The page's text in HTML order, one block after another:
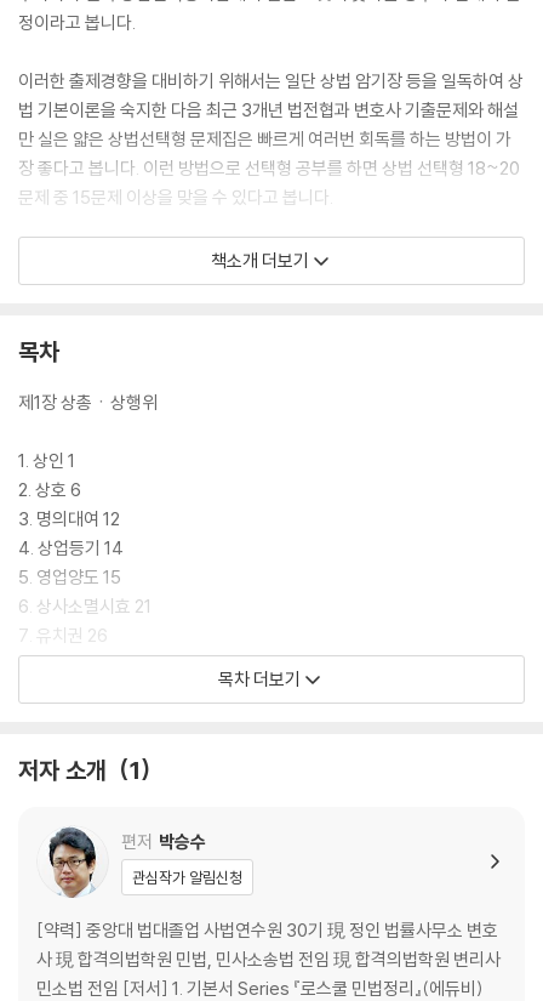
정이라고 봅니다.
이러한 출제경향을 대비하기 위해서는 일단 상법 암기장 등을 일독하여 상
법 기본이론을 숙지한 다음 최근 3개년 법전협과 변호사 기출문제와 해설
만 실은 얇은 상법선택형 문제집은 빠르게 여러번 회독를 하는 방법이 가
장 좋다고 봅니다. 이런 방법으로 선택형 공부를 하면 상법 선택형 18~20
문제 중 15문제 이상을 맞을 수 있다고 봅니다.
본서는 이러한 공부방법에 가장 적합한 교재로 일단 최근 3개년 법전협과
변호사 기출문제와 해설만 실었고, 해설도 최대한 간략하게 실으려고 노력
하는데도 시간이 너무 많이 걸리는 문제점을 있기에 해설을 판례와 지문의
및 26년 최근 판례만 보충하면 최근 상법 출제문제와 최근 판례 문제까지
으로 본시험까지 여러번 회독하고 중요 논점들을 정리하는 것이 상법선택
형 시험을 대비하는 가장 좋은 방법이라고 봅니다.
최근 판례는 2026. 1. 30.자 판례공보에 실린 판례들을 모두 본서의 해당
부분에 반영하였습니다. 따라서 본서만 보면 모든 선택형 시험에 대해서
합격점수를 무난히 획득할 수 있다고 봅니다.
그리고 독자분들과의 소통은 저자의 메일인 pss1359@empas.com으
로 직접 질문을 보내 주시면 성실히 답변해드리겠습니다. 본서의 교정과
점하시어 반드시 변호사시험에 합격하시기를 기원하겠습니다.
2026년 4월
박승수 변호사
책소개 더보기
목차
제1장 상총ㆍ상행위
1. 상인 1
2. 상호 6
3. 명의대여 12
4. 상업등기 14
5. 영업양도 15
6. 상사소멸시효 21
7. 유치권 26
8. 질권 29
12. 대리상ㆍ중개인ㆍ위탁매매인 36
14. 창고업 46
15. 공중접객업 47
제2장 주식회사
1. 설립절차 51
목차 더보기
저자 소개 1
편저 박승수
관심작가 알림신청
[약력] 중앙대 법대졸업 사법연수원 30기 現 정인 법률사무소 변호
사 現 합격의법학원 민법, 민사소송법 전임 現 합격의법학원 변리사
민소법 전임 [저서] 1. 기본서 Series 『로스쿨 민법정리』(에듀비)